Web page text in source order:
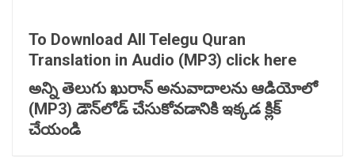
To Download All Telegu Quran
Translation in Audio (MP3) click here
అన్నితెలుగు ఖురాన్అనువాదాలను ఆడియోలో
(MP3) డౌన్‌లోడ్ చేసుకోవడానికిఇక్కడ క్లిక్
చేయండి